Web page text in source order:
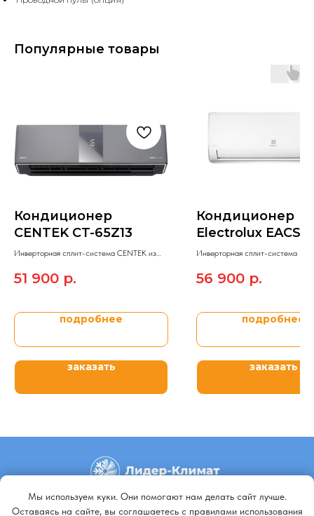
Популярные товары
Кондиционер
CENTEK CT-65Z13
Инверторная сплит-система CENTEK из
51 900 р.
подробнее
заказать
Кондиционер
Electrolux EACS/I-
12HAL/N8
Инверторная сплит-система
56 900 р.
подробнее
заказать
+79140648798
Мы используем куки. Они помогают нам делать сайт лучше.
Оставаясь на сайте, вы соглашаетесь с правилами использования